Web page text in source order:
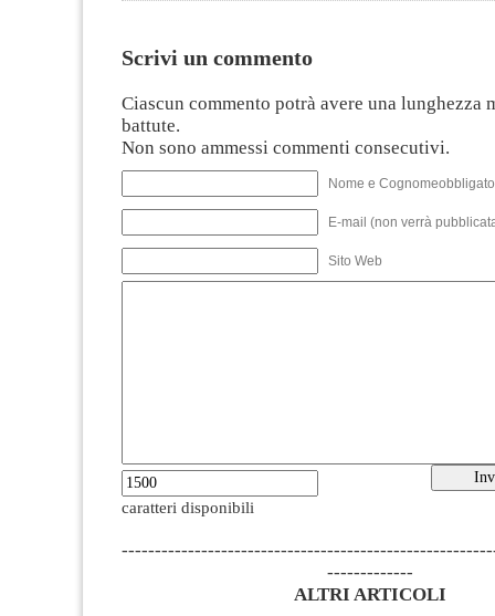
Scrivi un commento
Ciascun commento potrà avere una lunghezza
battute.
Non sono ammessi commenti consecutivi.
Nome e
E-mail (non verrà
Sito Web
caratteri disponibili
-------------
ALTRI ARTICOLI